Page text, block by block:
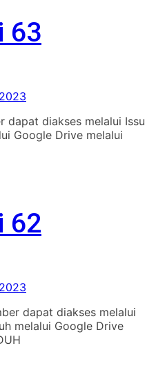
63
dapat diakses melalui Issu
Google Drive melalui
62
dapat diakses melalui
melalui Google Drive